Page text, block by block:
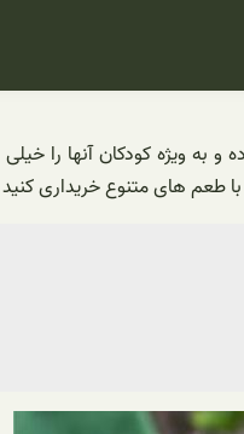
کودکان آنها را خیلی
با طعم های متنوع خریداری